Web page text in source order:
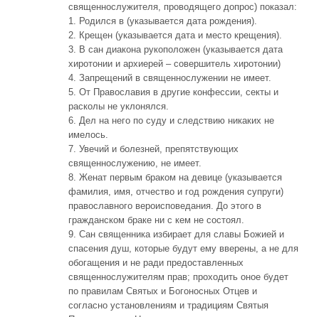
священнослужителя, проводящего допрос) показал:
1. Родился в (указывается дата рождения).
2. Крещен (указывается дата и место крещения).
3. В сан диакона рукоположен (указывается дата
хиротонии и архиерей – совершитель хиротонии)
4. Запрещений в священнослужении не имеет.
5. От Православия в другие конфессии, секты и
расколы не уклонялся.
6. Дел на него по суду и следствию никаких не
имелось.
7. Увечий и болезней, препятствующих
священнослужению, не имеет.
8. Женат первым браком на девице (указывается
фамилия, имя, отчество и год рождения супруги)
православного вероисповедания. До этого в
гражданском браке ни с кем не состоял.
9. Сан священника избирает для славы Божией и
спасения душ, которые будут ему вверены, а не для
обогащения и не ради предоставленных
священнослужителям прав; проходить оное будет
по правилам Святых и Богоносных Отцев и
согласно установлениям и традициям Святыя